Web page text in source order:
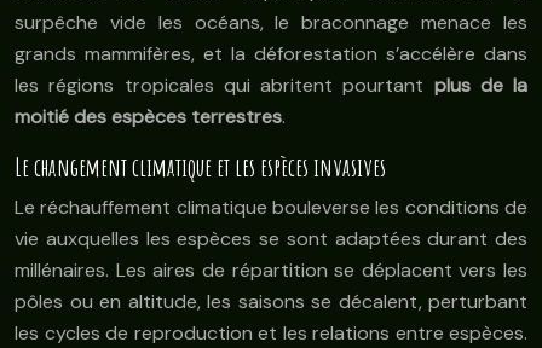
surpêche vide les océans, le braconnage menace les
grands mammifères, et la déforestation s’accélère dans
les régions tropicales qui abritent pourtant plus de la
moitié des espèces terrestres.
Le changement climatique et les espèces invasives
Le réchauffement climatique bouleverse les conditions de
vie auxquelles les espèces se sont adaptées durant des
millénaires. Les aires de répartition se déplacent vers les
pôles ou en altitude, les saisons se décalent, perturbant
les cycles de reproduction et les relations entre espèces.